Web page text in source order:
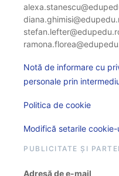
Notă de informare cu
personale prin
Politica de cookie
Modifică setarile cookie-
PUBLICITATE ȘI
Adresă de e-mail